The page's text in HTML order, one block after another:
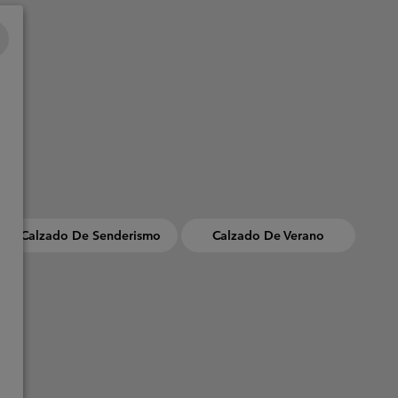
Calzado De Senderismo Calzado De Verano